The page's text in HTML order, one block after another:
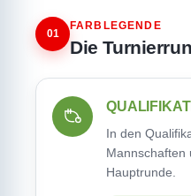
01
FARBLEGENDE
Die
In den
Mannschaften
Hauptrunde.